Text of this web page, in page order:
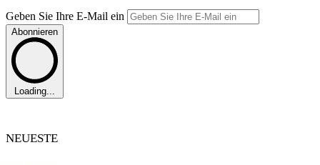
Geben Sie Ihre E-Mail ein
Abonnieren
Loading...
NEUESTE